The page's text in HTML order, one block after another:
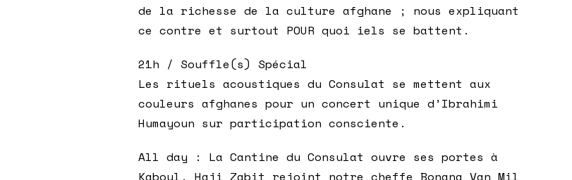
de la richesse de la culture afghane ; nous expliquant
ce contre et surtout POUR quoi iels se battent.
21h / Souffle(s) Spécial
Les rituels acoustiques du Consulat se mettent aux
couleurs afghanes pour un concert unique d’Ibrahimi
Humayoun sur participation consciente.
All day : La Cantine du Consulat ouvre ses portes à
Kaboul. Haji Zabit rejoint notre cheffe Bonana Van Mil